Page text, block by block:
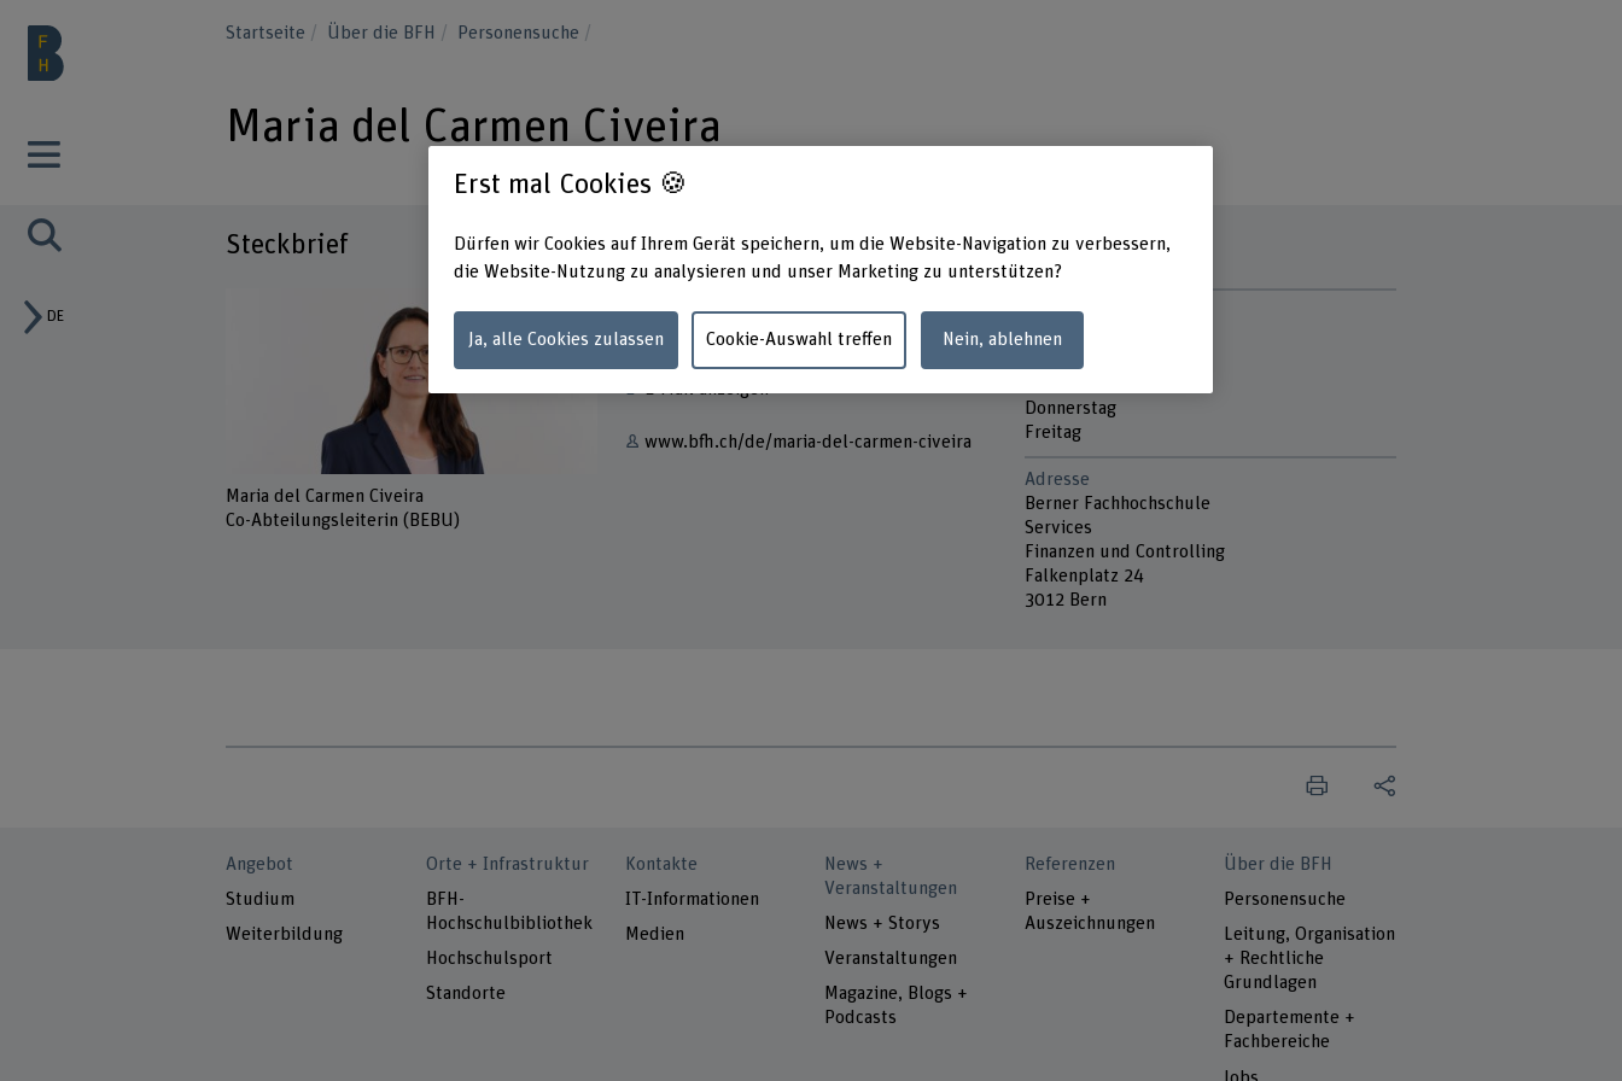
DE
Startseite Über die BFH Personensuche
Maria del Carmen Civeira
Steckbrief
Maria del Carmen Civeira
Co-Abteilungsleiterin (BEBU)
Kontakt
+41 31 848 65 33
E-Mail anzeigen
www.bfh.ch/de/maria-del-carmen-civeira
Präsenzzeit
Montag
Donnerstag
Freitag
Adresse
Berner Fachhochschule
Services
Finanzen und Controlling
Falkenplatz 24
3012 Bern
Angebot
Studium
Weiterbildung
Orte + Infrastruktur
BFH-
Hochschulbibliothek
Hochschulsport
Standorte
Kontakte
IT-Informationen
Medien
News +
Veranstaltungen
News + Storys
Veranstaltungen
Magazine, Blogs +
Podcasts
Referenzen
Preise +
Auszeichnungen
Über die BFH
Personensuche
Leitung, Organisation
+ Rechtliche
Grundlagen
Departemente +
Fachbereiche
Erst mal Cookies 🍪
Dürfen wir Cookies auf Ihrem Gerät speichern, um die Website-Navigation zu verbessern,
die Website-Nutzung zu analysieren und unser Marketing zu unterstützen?
Ja, alle Cookies zulassen Cookie-Auswahl treffen Nein, ablehnen